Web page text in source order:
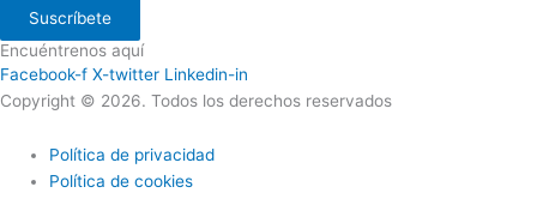
Suscríbete
Encuéntrenos aquí
Facebook-f X-twitter Linkedin-in
Copyright © 2026. Todos los derechos reservados
Política de privacidad
Política de cookies